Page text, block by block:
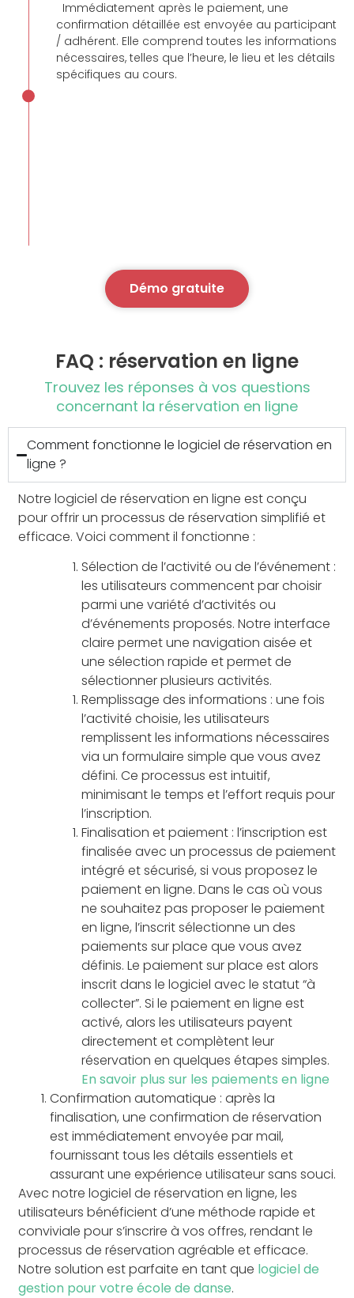
Immédiatement après le paiement, une
confirmation détaillée est envoyée au participant
/ adhérent. Elle comprend toutes les informations
nécessaires, telles que l’heure, le lieu et les détails
spécifiques au cours.
Démo gratuite
FAQ : réservation en ligne
Trouvez les réponses à vos questions
concernant la réservation en ligne
Comment fonctionne le logiciel de réservation en
ligne ?
Notre logiciel de réservation en ligne est conçu
pour offrir un processus de réservation simplifié et
efficace. Voici comment il fonctionne :
Sélection de l’activité ou de l’événement :
les utilisateurs commencent par choisir
parmi une variété d’activités ou
d’événements proposés. Notre interface
claire permet une navigation aisée et
une sélection rapide et permet de
sélectionner plusieurs activités.
Remplissage des informations : une fois
l’activité choisie, les utilisateurs
remplissent les informations nécessaires
via un formulaire simple que vous avez
défini. Ce processus est intuitif,
minimisant le temps et l’effort requis pour
l’inscription.
Finalisation et paiement : l’inscription est
finalisée avec un processus de paiement
intégré et sécurisé, si vous proposez le
paiement en ligne. Dans le cas où vous
ne souhaitez pas proposer le paiement
en ligne, l’inscrit sélectionne un des
paiements sur place que vous avez
définis. Le paiement sur place est alors
inscrit dans le logiciel avec le statut “à
collecter”. Si le paiement en ligne est
activé, alors les utilisateurs payent
directement et complètent leur
réservation en quelques étapes simples.
En savoir plus sur les paiements en ligne
Confirmation automatique : après la
finalisation, une confirmation de réservation
est immédiatement envoyée par mail,
fournissant tous les détails essentiels et
assurant une expérience utilisateur sans souci.
Avec notre logiciel de réservation en ligne, les
utilisateurs bénéficient d’une méthode rapide et
conviviale pour s’inscrire à vos offres, rendant le
processus de réservation agréable et efficace.
Notre solution est parfaite en tant que logiciel de
gestion pour votre école de danse.